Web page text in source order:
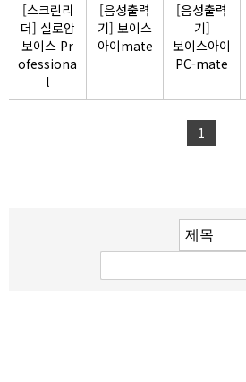
[스크린리
더] 실로암
보이스 Pr
ofessiona
l
[음성출력
기] 보이스
아이mate
[음성출력
기]
보이스아이
PC-mate
1